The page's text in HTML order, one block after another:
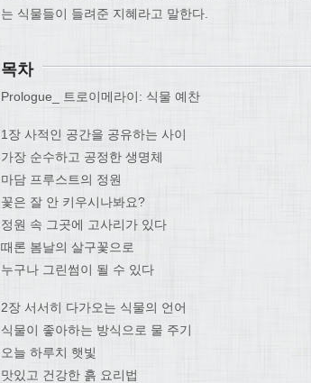
는 식물들이 들려준 지혜라고 말한다.
목차
Prologue_ 트로이메라이: 식물 예찬
1장 사적인 공간을 공유하는 사이
가장 순수하고 공정한 생명체
마담 프루스트의 정원
꽃은 잘 안 키우시나봐요?
정원 속 그곳에 고사리가 있다
때론 봄날의 살구꽃으로
누구나 그린썸이 될 수 있다
2장 서서히 다가오는 식물의 언어
식물이 좋아하는 방식으로 물 주기
오늘 하루치 햇빛
맛있고 건강한 흙 요리법